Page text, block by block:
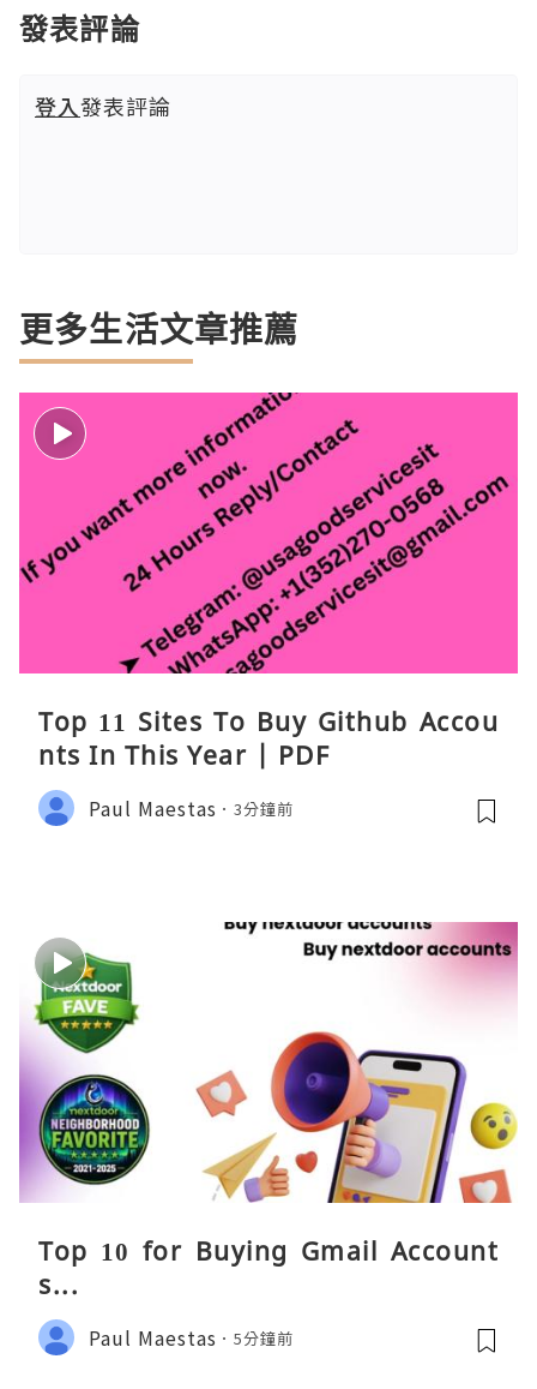
發表評論
登入發表評論
更多生活文章推薦
Top 11 Sites To Buy Github Accou
nts In This Year | PDF
Paul Maestas 3分鐘前
Top 10 for Buying Gmail Account
s...
Paul Maestas 5分鐘前